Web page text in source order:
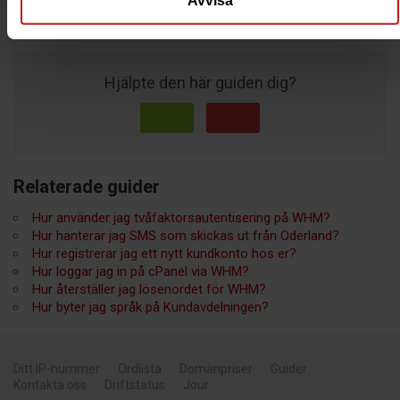
Hjälpte den här guiden dig?
Relaterade guider
Hur använder jag tvåfaktorsautentisering på WHM?
Hur hanterar jag SMS som skickas ut från Oderland?
Hur registrerar jag ett nytt kundkonto hos er?
Hur loggar jag in på cPanel via WHM?
Hur återställer jag lösenordet för WHM?
Hur byter jag språk på Kundavdelningen?